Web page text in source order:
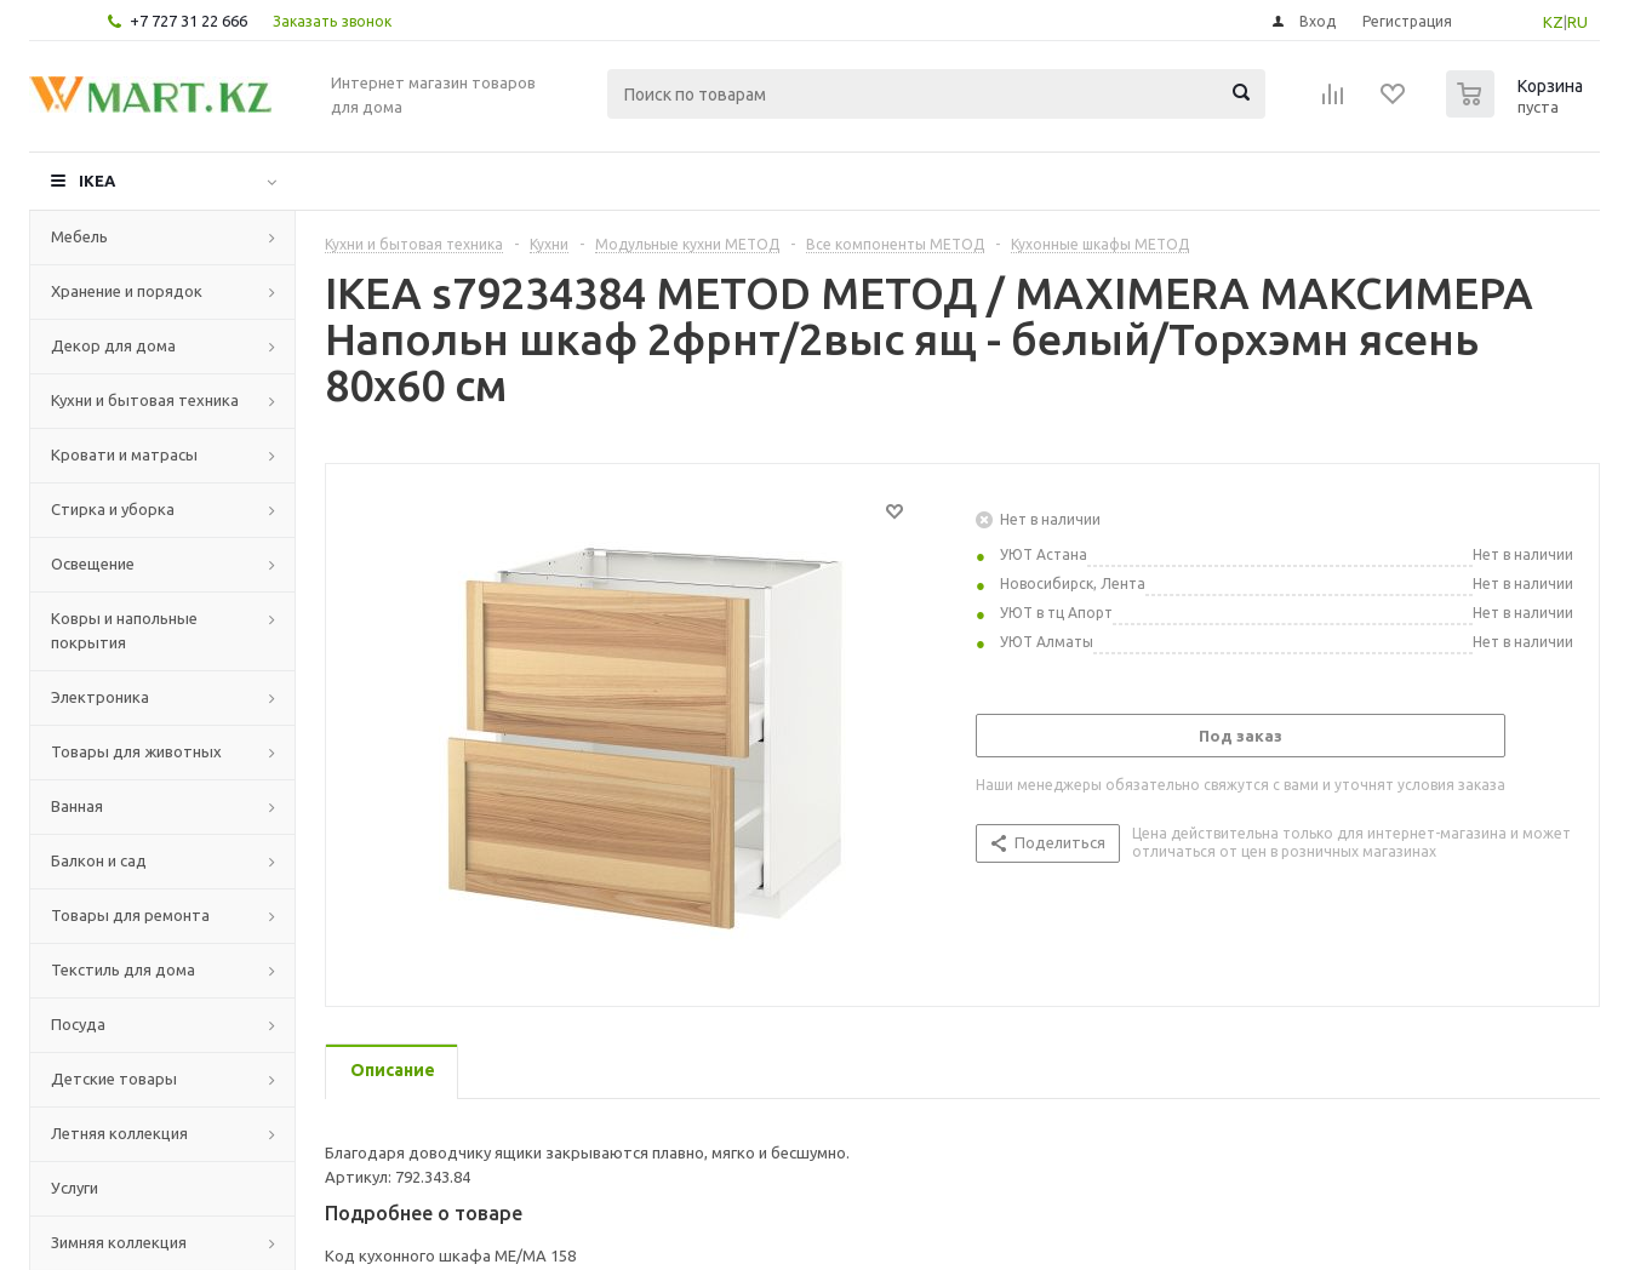
+7 727 31 22 666 Заказать звонок KZ RU
Вход Регистрация
Интернет магазин товаров
для дома
Корзина
пуста
IKEA
Мебель
Хранение и порядок
Декор для дома
Кухни и бытовая техника
Кровати и матрасы
Стирка и уборка
Освещение
Ковры и напольные
покрытия
Электроника
Товары для животных
Ванная
Балкон и сад
Товары для ремонта
Текстиль для дома
Посуда
Детские товары
Летняя коллекция
Услуги
Зимняя коллекция
Кухни и бытовая техника - Кухни - Модульные кухни МЕТОД - Все компоненты МЕТОД - Кухонные шкафы МЕТОД
IKEA s79234384 METOD МЕТОД / MAXIMERA МАКСИМЕРА
Напольн шкаф 2фрнт/2выс ящ - белый/Торхэмн ясень
80x60 см
Нет в наличии
УЮТ Астана
Нет в наличии
Новосибирск, Лента
Нет в наличии
УЮТ в тц Апорт
Нет в наличии
УЮТ Алматы
Нет в наличии
Под заказ
Наши менеджеры обязательно свяжутся с вами и уточнят условия заказа
Поделиться
Цена действительна только для интернет-магазина и может
отличаться от цен в розничных магазинах
Описание
Благодаря доводчику ящики закрываются плавно, мягко и бесшумно.
Артикул: 792.343.84
Подробнее о товаре
Код кухонного шкафа ME/MA 158